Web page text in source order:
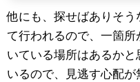
他にも、探せばありそ
て行われるので、一箇
いている場所はあるか
いるので、見逃す心配が